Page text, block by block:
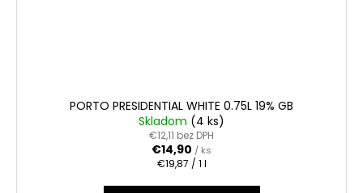
PORTO PRESIDENTIAL WHITE 0.75L 19% GB
Skladom (4 ks)
€12,11 bez DPH
€14,90 / ks
Jednotková
€19,87 / 1 l